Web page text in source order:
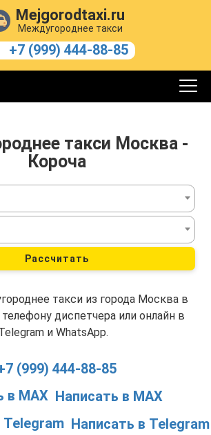
Mejgorodtaxi.ru
Междугороднее такси
+7 (999) 444-88-85
такси Москва -
Короча
Рассчитать
такси из города Москва в
диспетчера или онлайн в
и WhatsApp.
(999) 444-88-85
Написать в MAX
Написать в Telegram